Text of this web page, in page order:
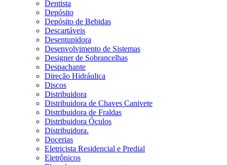
Dentista
Depósito
Depósito de Bebidas
Descartáveis
Desentupidora
Desenvolvimento de Sistemas
Designer de Sobrancelhas
Despachante
Direção Hidráulica
Discos
Distribuidora
Distribuidora de Chaves Canivete
Distribuidora de Fraldas
Distribuidora Óculos
Distribuidora.
Docerias
Eletricista Residencial e Predial
Eletrônicos